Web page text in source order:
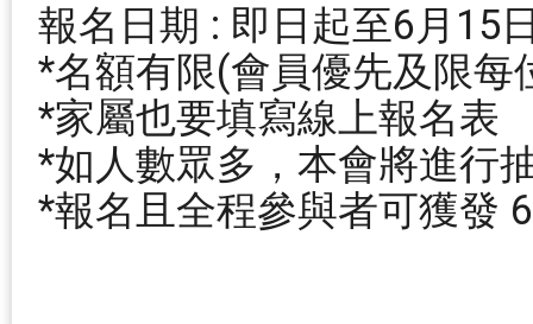
報名日期 : 即日起至6月15
*名額有限(會員優先及限
*家屬也要填寫線上報名表
*如人數眾多，本會將進行
*報名且全程參與者可獲發